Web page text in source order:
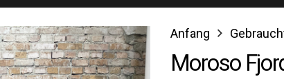
Anfang
Moroso